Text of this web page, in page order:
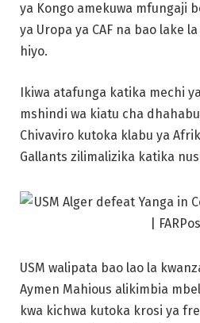
ya Kongo amekuwa mfungaji
ya Uropa ya CAF na bao lake
hiyo.
Ikiwa atafunga katika mechi
mshindi wa kiatu cha
Chivaviro kutoka klabu ya
Gallants zilimalizika katika
USM walipata bao lao la
Aymen Mahious alikimbia
kwa kichwa kutoka krosi ya